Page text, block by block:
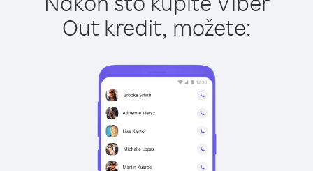
Out kredit, možete: